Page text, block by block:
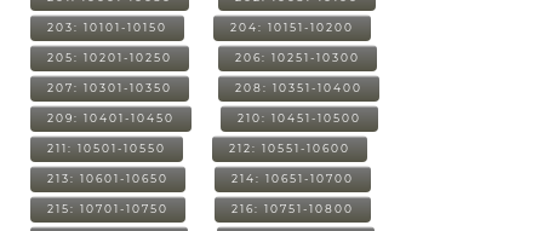
203: 10101-10150 204: 10151-10200
205: 10201-10250 206: 10251-10300
207: 10301-10350 208: 10351-10400
209: 10401-10450 210: 10451-10500
211: 10501-10550 212: 10551-10600
213: 10601-10650 214: 10651-10700
215: 10701-10750 216: 10751-10800